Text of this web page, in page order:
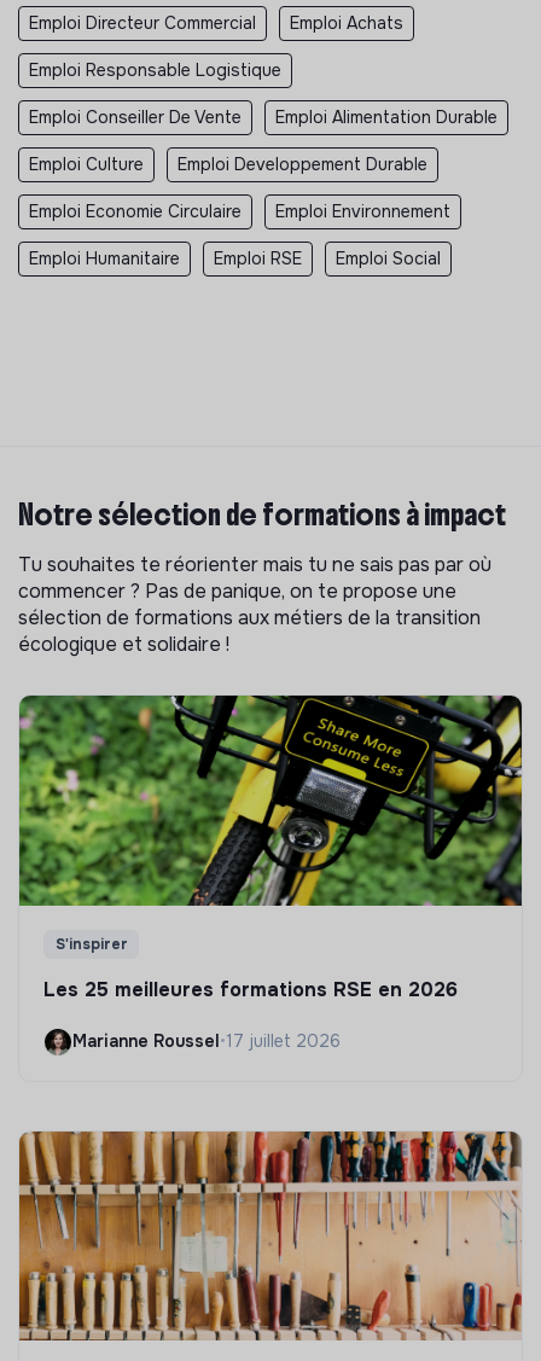
Emploi Directeur Commercial Emploi Achats
Emploi Responsable Logistique
Emploi Conseiller De Vente Emploi Alimentation Durable
Emploi Culture Emploi Developpement Durable
Emploi Economie Circulaire Emploi Environnement
Emploi Humanitaire Emploi RSE Emploi Social
Notre sélection de formations à impact
Tu souhaites te réorienter mais tu ne sais pas par où
commencer ? Pas de panique, on te propose une
sélection de formations aux métiers de la transition
écologique et solidaire !
S'inspirer
Les 25 meilleures formations RSE en 2026
Marianne Roussel •17 juillet 2026